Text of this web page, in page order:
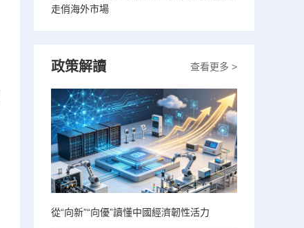
走俏海外市場
查看更多 >
政策解讀
從“向新”“向優”讀懂中國經濟韌性活力